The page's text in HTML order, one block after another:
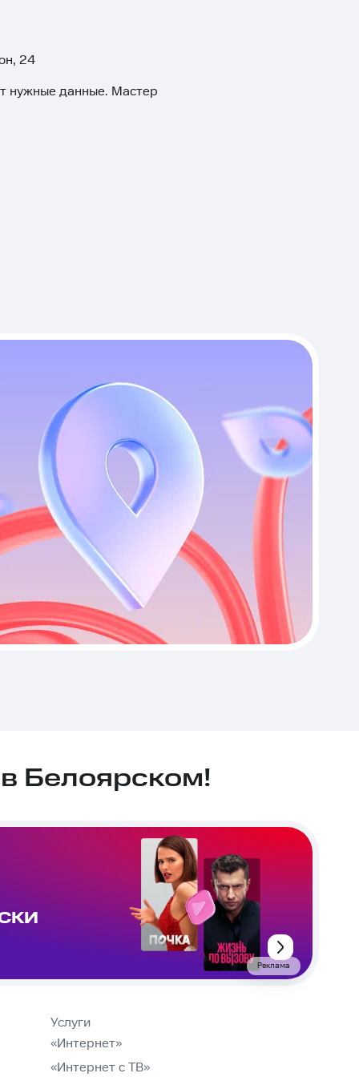
24
нужные данные. Мастер
Белоярском!
Реклама
Услуги
«Интернет»
«Интернет с ТВ»